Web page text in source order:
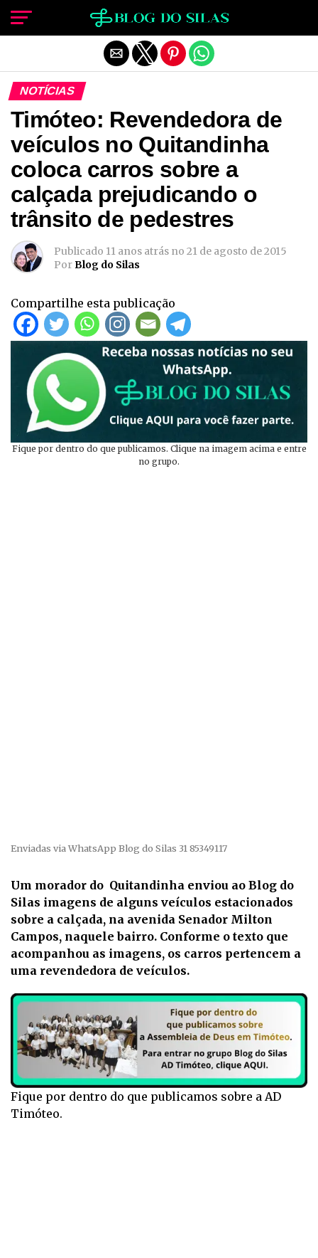
NOTÍCIAS
Timóteo: Revendedora de
veículos no Quitandinha
coloca carros sobre a
calçada prejudicando o
trânsito de pedestres
Publicado 11 anos atrás no 21 de agosto de 2015
PorBlog do Silas
Compartilhe esta publicação
Fique por dentro do que publicamos. Clique na imagem acima e entre
no grupo.
Enviadas via WhatsApp Blog do Silas 31 85349117
Um morador do Quitandinha enviou ao Blog do
Silas imagens de alguns veículos estacionados
sobre a calçada, na avenida Senador Milton
Campos, naquele bairro. Conforme o texto que
acompanhou as imagens, os carros pertencem a
uma revendedora de veículos.
Fique por dentro do que publicamos sobre a AD
Timóteo.
Sair da versão mobile